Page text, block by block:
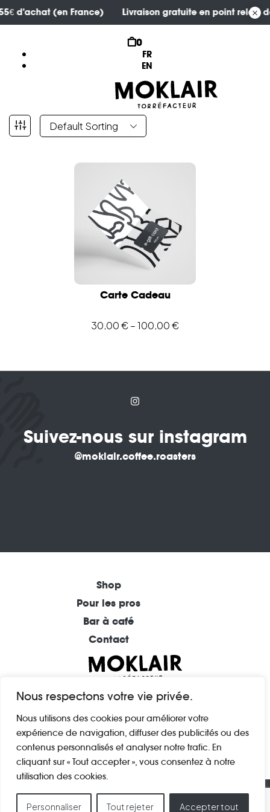
Nous respectons votre vie privée.
Nous utilisons des cookies pour améliorer votre
expérience de navigation, diffuser des publicités ou des
contenus personnalisés et analyser notre trafic. En
cliquant sur « Tout accepter », vous consentez à notre
utilisation des cookies.
Personnaliser Tout rejeter Accepter tout
55€ d'achat (en France) Livraison gratuite en point
0
FR
EN
Default Sorting
Carte Cadeau
30,00€–100,00€
Suivez-nous sur instagram
@moklair.coffee.roasters
Shop
Pour les pros
Bar à café
Contact
BAR À CAFÉ (REIMS)
1 rue Andrieux
51100 Reims
FRANCE